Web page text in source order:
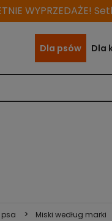
WYPRZEDAŻE!
Dla psów Dla
psa > Miski według marki